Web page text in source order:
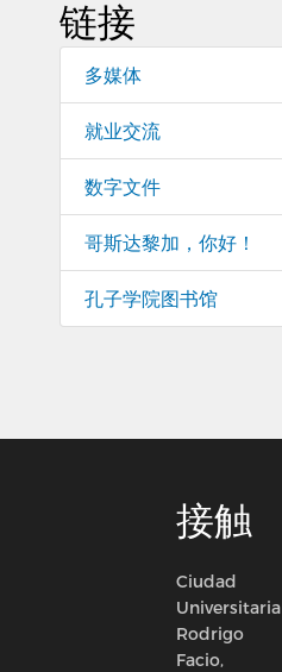
链接
多媒体
就业交流
数字文件
哥斯达黎加，你好！
孔子学院图书馆
接触
Ciudad
Universitaria
Rodrigo
Facio,